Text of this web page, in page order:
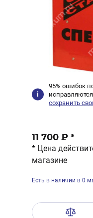
95% ошибок
сохранить
11 700 ₽ *
* Цена
магазине
Есть в наличии в 0